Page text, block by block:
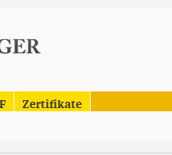
Zertifikate